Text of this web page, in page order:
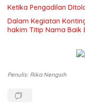
Ketika Pengadilan
Dalam Kegiatan
hakim Titip Nama Baik
Penulis: Rika Nengsih